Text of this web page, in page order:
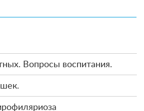
Вопросы воспитания.